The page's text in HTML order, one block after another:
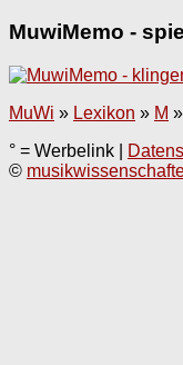
MuwiMemo -
MuWi » Lexikon » M »
° = Werbelink |
©